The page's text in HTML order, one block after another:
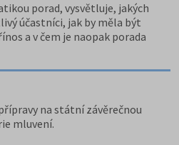
porad, vysvětluje, jakých
účastníci, jak by měla být
a v čem je naopak porada
na státní závěrečnou
mluvení.